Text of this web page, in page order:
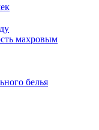
махровым
белья